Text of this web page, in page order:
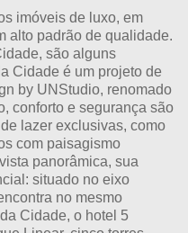
imóveis de luxo, em
alto padrão de qualidade.
são alguns
Cidade é um projeto de
by UNStudio, renomado
conforto e segurança são
lazer exclusivas, como
com paisagismo
panorâmica, sua
situado no eixo
no mesmo
Cidade, o hotel 5